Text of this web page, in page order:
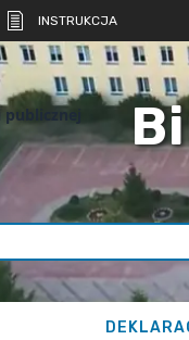
INSTRUKCJA